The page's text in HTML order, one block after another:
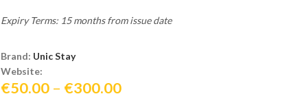
Expiry Terms: 15 months from issue date
Brand: Unic Stay
Website:
€50.00 – €300.00Price